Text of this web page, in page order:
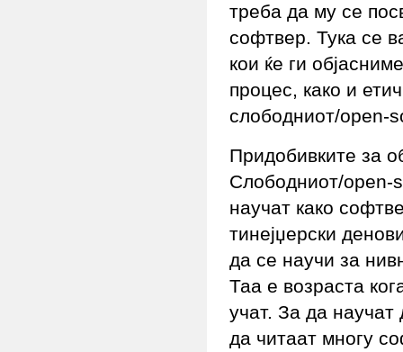
треба да му се
софтвер. Тука се
кои ќе ги
процес, како и
слободниот/open-
Придобивките за
Слободниот/open-
научат како
тинејџерски
да се научи за
Таа е возраста
учат. За да
да читаат многу